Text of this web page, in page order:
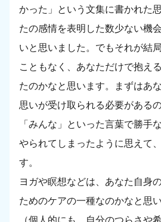
かった」という文集に書かれた
たの感情を表明した数少ない機
いと思いました。でもそれが結
こともなく、あなただけで抱え
たのかなと思います。まずはあ
思いが受け取られる必要がある
「みんな」といった言葉で勝手
やられてしまったように思えて
す。
ヨガや瞑想などは、あなた自身
ためのケアの一種なのかなと思